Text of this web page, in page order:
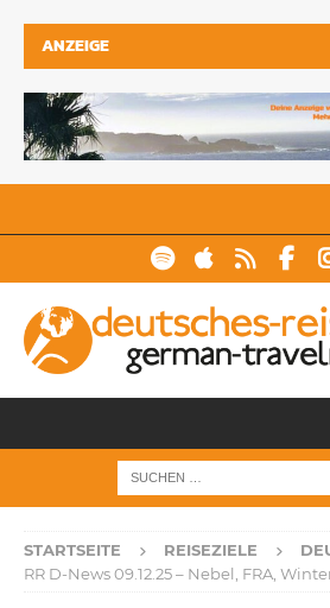
ANZEIGE
STARTSEITE REISEZIELE
RR D-News 09.12.25 – Nebel, FRA,